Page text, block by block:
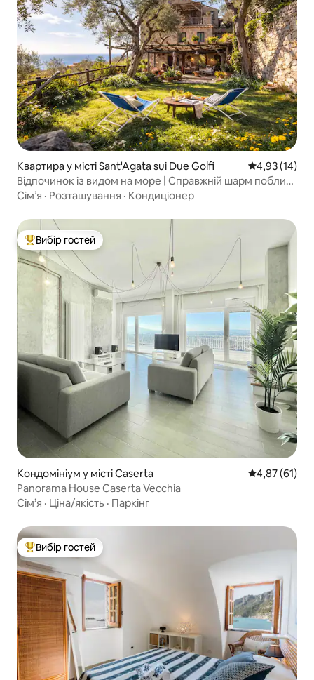
Квартира у місті Sant'Agata sui Due Golfi Середня
4,93 (14)
Відпочинок із видом на море | Справжній шарм поблизу
Позитано
Сім’я · Розташування · Кондиціонер
Топ вибір гостей
Вибір гостей
Кондомініум у місті Caserta Середня
4,87 (61)
Panorama House Caserta Vecchia
Сім’я · Ціна/якість · Паркінг
Топ вибір гостей
Вибір гостей